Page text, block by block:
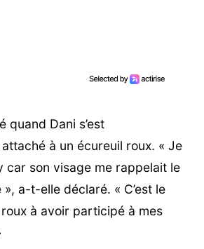
quand Dani s’est
à un écureuil roux. « Je
car son visage me rappelait le
a-t-elle déclaré. « C’est le
à avoir participé à mes